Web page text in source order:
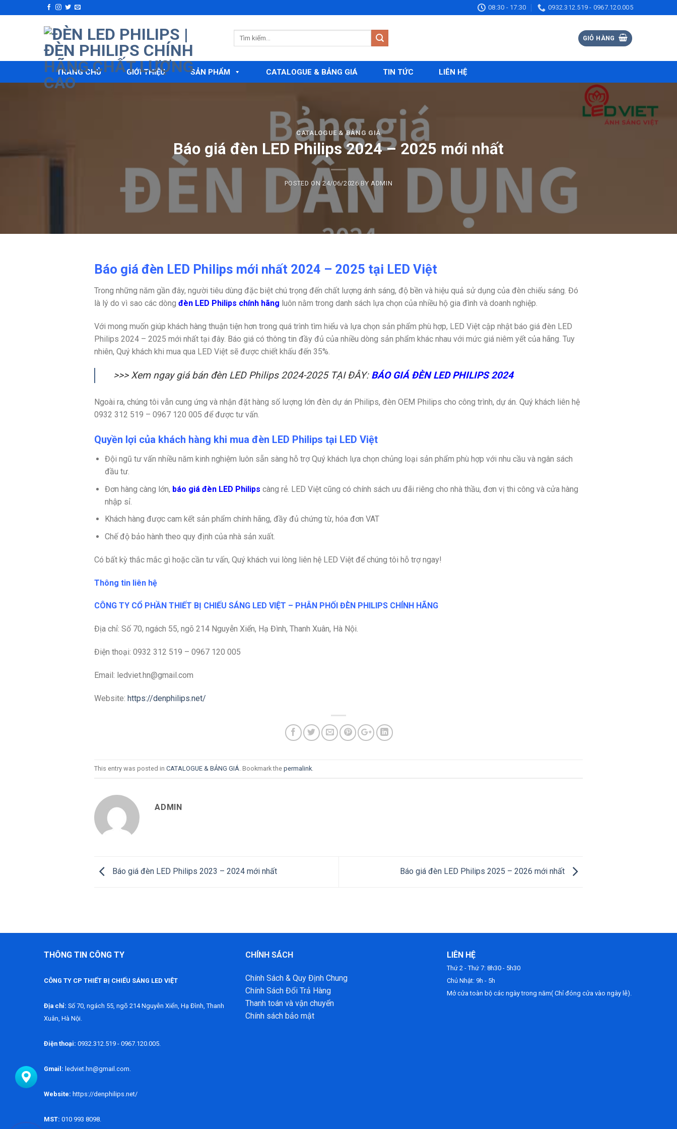
to
08:30 - 17:30 0932.312.519 - 0967.120.005
GIỎ HÀNG
TRANG CHỦ GIỚI THIỆU SẢN PHẨM CATALOGUE & BẢNG GIÁ TIN TỨC LIÊN HỆ
CATALOGUE & BẢNG GIÁ
Báo giá đèn LED Philips 2024 – 2025 mới nhất
POSTED ON24/06/2026BYADMIN
Báo giá đèn LED Philips mới nhất 2024 – 2025 tại LED Việt
Trong những năm gần đây, người tiêu dùng đặc biệt chú trọng đến chất lượng ánh sáng, độ bền và hiệu quả sử dụng của đèn chiếu sáng. Đó
là lý do vì sao các dòng đèn LED Philips chính hãng luôn nằm trong danh sách lựa chọn của nhiều hộ gia đình và doanh nghiệp.
Với mong muốn giúp khách hàng thuận tiện hơn trong quá trình tìm hiểu và lựa chọn sản phẩm phù hợp, LED Việt cập nhật báo giá đèn LED
Philips 2024 – 2025 mới nhất tại đây. Báo giá có thông tin đầy đủ của nhiều dòng sản phẩm khác nhau với mức giá niêm yết của hãng. Tuy
nhiên, Quý khách khi mua qua LED Việt sẽ được chiết khấu đến 35%.
>>>Xem ngay giá bán đèn LED Philips 2024-2025 TẠI ĐÂY: BÁO GIÁ ĐÈN LED PHILIPS 2024
Ngoài ra, chúng tôi vẫn cung ứng và nhận đặt hàng số lượng lớn đèn dự án Philips, đèn OEM Philips cho công trình, dự án. Quý khách liên hệ
0932 312 519 – 0967 120 005 để được tư vấn.
Quyền lợi của khách hàng khi mua đèn LED Philips tại LED Việt
Đội ngũ tư vấn nhiều năm kinh nghiệm luôn sẵn sàng hỗ trợ Quý khách lựa chọn chủng loại sản phẩm phù hợp với nhu cầu và ngân sách
đầu tư.
Đơn hàng càng lớn, báo giá đèn LED Philips càng rẻ. LED Việt cũng có chính sách ưu đãi riêng cho nhà thầu, đơn vị thi công và cửa hàng
nhập sỉ.
Khách hàng được cam kết sản phẩm chính hãng, đầy đủ chứng từ, hóa đơn VAT
Chế độ bảo hành theo quy định của nhà sản xuất.
Có bất kỳ thắc mắc gì hoặc cần tư vấn, Quý khách vui lòng liên hệ LED Việt để chúng tôi hỗ trợ ngay!
Thông tin liên hệ
CÔNG TY CỔ PHẦN THIẾT BỊ CHIẾU SÁNG LED VIỆT – PHÂN PHỐI ĐÈN PHILIPS CHÍNH HÃNG
Địa chỉ: Số 70, ngách 55, ngõ 214 Nguyễn Xiển, Hạ Đình, Thanh Xuân, Hà Nội.
Điện thoại: 0932 312 519 – 0967 120 005
Email: ledviet.hn@gmail.com
Website: https://denphilips.net/
This entry was posted in CATALOGUE & BẢNG GIÁ . Bookmark the permalink
ADMIN
Báo giá đèn LED Philips 2023 – 2024 mới nhất Báo giá đèn LED Philips 2025 – 2026 mới nhất
THÔNG TIN CÔNG TY
CÔNG TY CP THIẾT BỊ CHIẾU SÁNG LED VIỆT
Địa chỉ: Số 70, ngách 55, ngõ 214 Nguyễn Xiển, Hạ Đình, Thanh
Xuân, Hà Nội.
Điện thoại: 0932.312.519 - 0967.120.005.
Gmail: ledviet.hn@gmail.com.
Website: https://denphilips.net/
MST: 010 993 8098.
CHÍNH SÁCH
Chính Sách & Quy Định Chung
Chính Sách Đổi Trả Hàng
Thanh toán và vận chuyển
Chính sách bảo mật
LIÊN HỆ
Thứ 2 - Thứ 7: 8h30 - 5h30
Chủ Nhật: 9h - 5h
Mở cửa toàn bộ các ngày trong năm( Chỉ đóng cửa vào ngày lễ).